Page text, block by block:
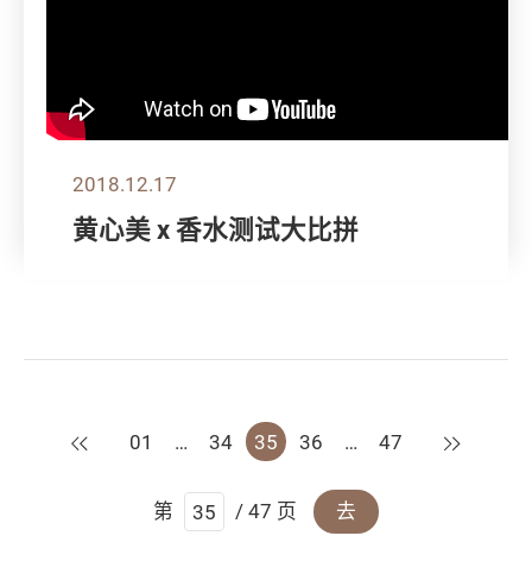
2018.12.17
黄心美 x 香水测试大比拼
上一页
01 … 34 35 36 … 47 下一页
第 / 47 页 去